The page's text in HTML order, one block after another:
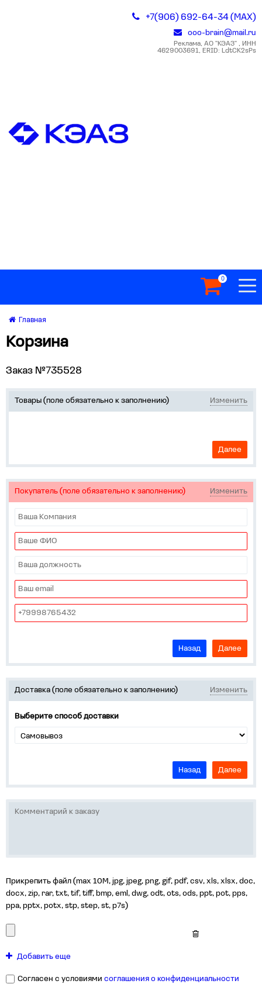
+7(906) 692-64-34 (MAX)
ooo-brain@mail.ru
Реклама, АО "КЭАЗ" , ИНН
4629003691, ERID: LdtCK2sPs
0
Главная
Корзина
Заказ №735528
Товары (поле обязательно к заполнению) Изменить
Далее
Покупатель (поле обязательно к заполнению) Изменить
Назад Далее
Доставка (поле обязательно к заполнению) Изменить
Выберите способ доставки
Назад Далее
Прикрепить файл (max 10M, jpg, jpeg, png, gif, pdf, csv, xls, xlsx, doc,
docx, zip, rar, txt, tif, tiff, bmp, eml, dwg, odt, ots, ods, ppt, pot, pps,
ppa, pptx, potx, stp, step, st, p7s)
Добавить еще
Согласен с условиями соглашения о конфиденциальности